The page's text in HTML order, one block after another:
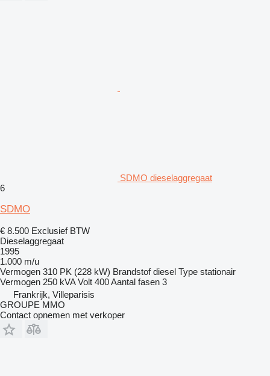
SDMO dieselaggregaat
6
SDMO
€ 8.500 Exclusief BTW
Dieselaggregaat
1995
1.000 m/u
Vermogen 310 PK (228 kW) Brandstof diesel Type stationair
Vermogen 250 kVA Volt 400Aantal fasen 3
Frankrijk, Villeparisis
GROUPE MMO
Contact opnemen met verkoper